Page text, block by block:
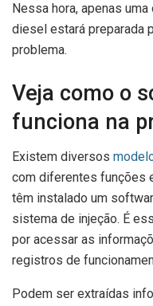
Nessa hora, apenas
diesel estará preparada
problema.
Veja como o
funciona na
Existem diversos
com diferentes funções
têm instalado um
sistema de injeção. É
por acessar as
registros de
Podem ser extraídas